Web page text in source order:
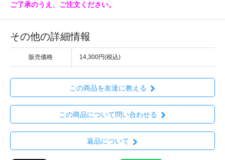
ご了承のうえ、ご注文ください。
その他の詳細情報
販売価格 14,300円(税込)
この商品を友達に教える
この商品について問い合わせる
返品について